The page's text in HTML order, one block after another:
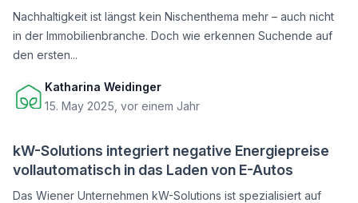
Nachhaltigkeit ist längst kein Nischenthema mehr – auch nicht
in der Immobilienbranche. Doch wie erkennen Suchende auf
den ersten...
Katharina Weidinger
15. May 2025, vor einem Jahr
kW-Solutions integriert negative Energiepreise
vollautomatisch in das Laden von E-Autos
Das Wiener Unternehmen kW-Solutions ist spezialisiert auf